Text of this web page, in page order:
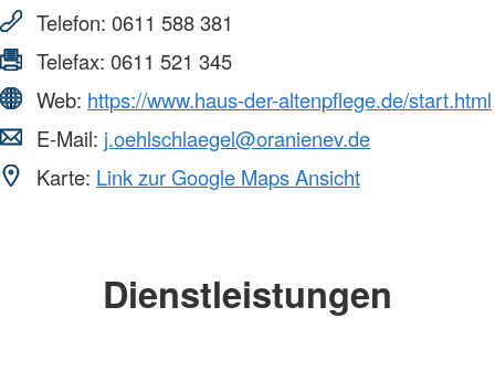
Telefon: 0611 588 381
Telefax: 0611 521 345
Web: https://www.haus-der-altenpflege.de/start.html
E-Mail: j.oehlschlaegel@oranienev.de
Karte: Link zur Google Maps Ansicht
Dienstleistungen